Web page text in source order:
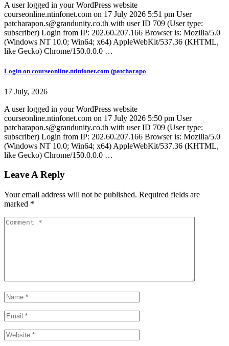
A user logged in your WordPress website
courseonline.ntinfonet.com on 17 July 2026 5:51 pm User
patcharapon.s@grandunity.co.th with user ID 709 (User type:
subscriber) Login from IP: 202.60.207.166 Browser is: Mozilla/5.0
(Windows NT 10.0; Win64; x64) AppleWebKit/537.36 (KHTML,
like Gecko) Chrome/150.0.0.0 …
Login on courseonline.ntinfonet.com (patcharapo
17 July, 2026
A user logged in your WordPress website
courseonline.ntinfonet.com on 17 July 2026 5:50 pm User
patcharapon.s@grandunity.co.th with user ID 709 (User type:
subscriber) Login from IP: 202.60.207.166 Browser is: Mozilla/5.0
(Windows NT 10.0; Win64; x64) AppleWebKit/537.36 (KHTML,
like Gecko) Chrome/150.0.0.0 …
Leave A Reply
Your email address will not be published. Required fields are
marked *